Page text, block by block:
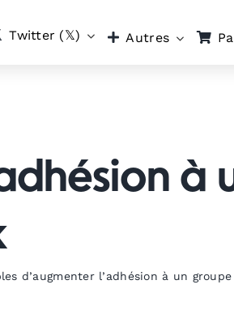
Twitter (𝕏) Autres
à
d’augmenter l’adhésion à un groupe